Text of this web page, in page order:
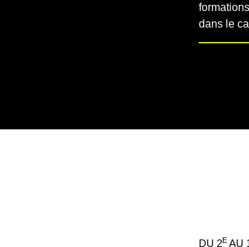
dans le
DU 2EAU